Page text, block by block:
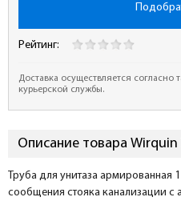
Рейтинг:
Доставка осуществляется
курьерской службы.
Описание товара Wirquin
Труба для унитаза армированная
сообщения стояка канализации с